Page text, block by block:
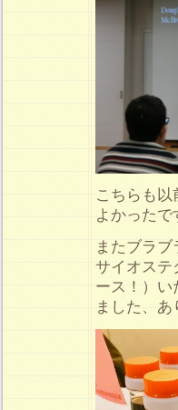
こちらも
よかったで
またブラブ
サイオステ
ース！）い
ました、あ